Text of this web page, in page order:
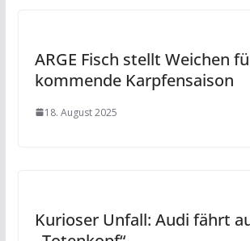
ARGE Fisch stellt Weichen
kommende Karpfensaison
18. August 2025
Kurioser Unfall: Audi fährt